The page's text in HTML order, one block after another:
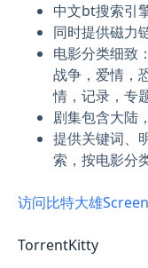
中文bt搜索引
同时提供磁力
电影分类细致
战争，爱情，
情，记录，专
剧集包含大陆
提供关键词、
索，按电影分
访问比特大雄
TorrentKitty